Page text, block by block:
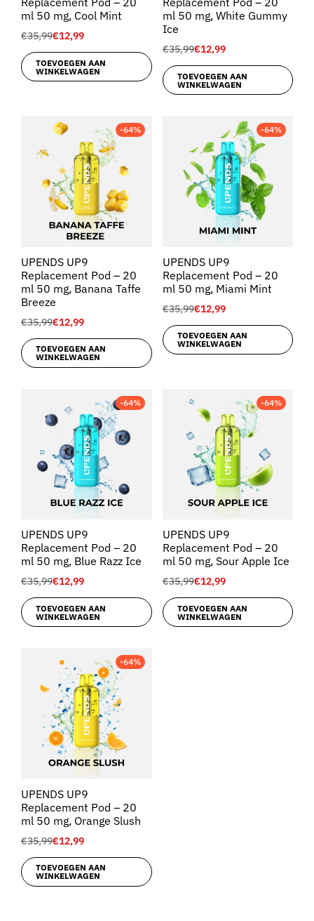
ml 50 mg, Cool Mint
€35,99€12,99
TOEVOEGEN AAN
WINKELWAGEN
ml 50 mg, White Gummy
Ice
€35,99€12,99
TOEVOEGEN AAN
WINKELWAGEN
-64%
UPENDS UP9
Replacement Pod – 20
ml 50 mg, Banana Taffe
Breeze
€35,99€12,99
TOEVOEGEN AAN
WINKELWAGEN
-64%
UPENDS UP9
Replacement Pod – 20
ml 50 mg, Miami Mint
€35,99€12,99
TOEVOEGEN AAN
WINKELWAGEN
-64%
UPENDS UP9
Replacement Pod – 20
ml 50 mg, Blue Razz Ice
€35,99€12,99
TOEVOEGEN AAN
WINKELWAGEN
-64%
UPENDS UP9
Replacement Pod – 20
ml 50 mg, Sour Apple Ice
€35,99€12,99
TOEVOEGEN AAN
WINKELWAGEN
-64%
UPENDS UP9
Replacement Pod – 20
ml 50 mg, Orange Slush
€35,99€12,99
TOEVOEGEN AAN
WINKELWAGEN